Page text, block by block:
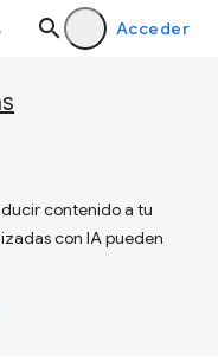
Acceder
contenido a tu
con IA pueden